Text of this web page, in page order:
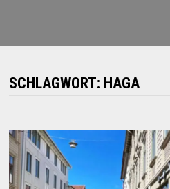
SCHLAGWORT: HAGA